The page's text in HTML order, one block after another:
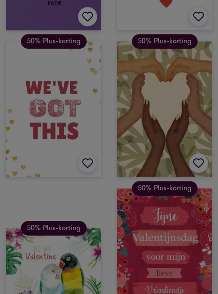
50% Plus-korting 50% Plus-korting
50% Plus-korting
50% Plus-korting